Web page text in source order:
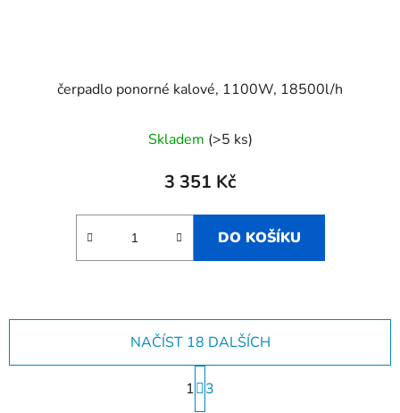
čerpadlo ponorné kalové, 1100W, 18500l/h
Skladem (>5 ks)
3 351 Kč
DO KOŠÍKU
NAČÍST 18 DALŠÍCH
S
t
r
1
3